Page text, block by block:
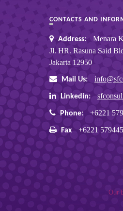
CONTACTS AND
Address:
Menara
Jl. HR. Rasuna Said
Jakarta 12950
Mail Us:
Linkedin:
Phone: +6221
Fax +6221
Our